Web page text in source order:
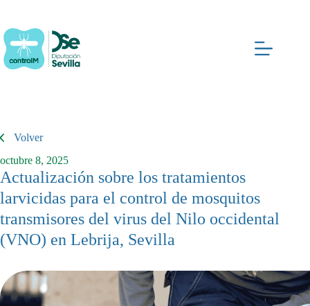
contenido
Volver
octubre 8, 2025
Actualización sobre los tratamientos
larvicidas para el control de mosquitos
transmisores del virus del Nilo occidental
(VNO) en Lebrija, Sevilla